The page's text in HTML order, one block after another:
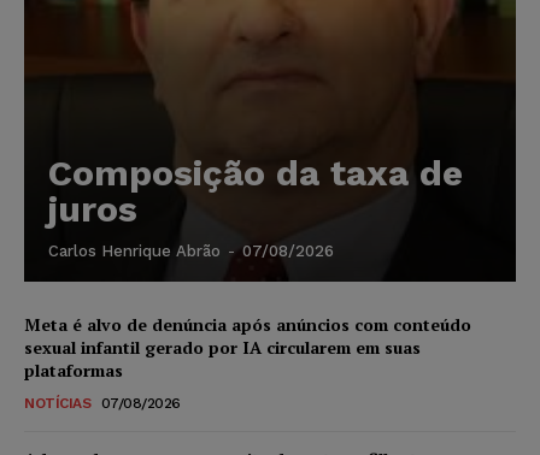
Composição da taxa de
juros
Carlos Henrique Abrão - 07/08/2026
Meta é alvo de denúncia após anúncios com conteúdo
sexual infantil gerado por IA circularem em suas
plataformas
NOTÍCIAS 07/08/2026